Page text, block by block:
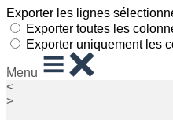
Exporter les lignes
Exporter toutes les
Exporter uniquement les
Menu
<
>